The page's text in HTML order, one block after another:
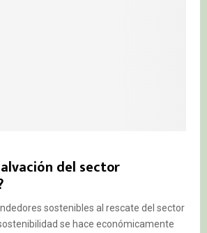
del sector
sostenibles al rescate del sector
se hace económicamente